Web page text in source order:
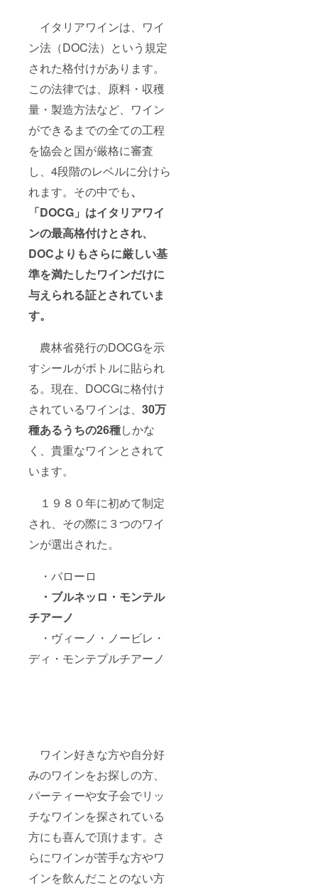
イタリアワインは、ワイ
ン法（DOC法）という規定
された格付けがあります。
この法律では、原料・収穫
量・製造方法など、ワイン
ができるまでの全ての工程
を協会と国が厳格に審査
し、4段階のレベルに分けら
れます。その中でも、
「DOCG」はイタリアワイ
ンの最高格付けとされ、
DOCよりもさらに厳しい基
準を満たしたワインだけに
与えられる証とされていま
す。
農林省発行のDOCGを示
すシールがボトルに貼られ
る。現在、DOCGに格付け
されているワインは、 30万
種あるうちの26種しかな
く、貴重なワインとされて
います。
１９８０年に初めて制定
され、その際に３つのワイ
ンが選出された。
・バローロ
・ブルネッロ・モンテル
チアーノ
・ヴィーノ・ノービレ・
ディ・モンテプルチアーノ
ワイン好きな方や自分好
みのワインをお探しの方、
パーティーや女子会でリッ
チなワインを探されている
方にも喜んで頂けます。さ
らにワインが苦手な方やワ
インを飲んだことのない方